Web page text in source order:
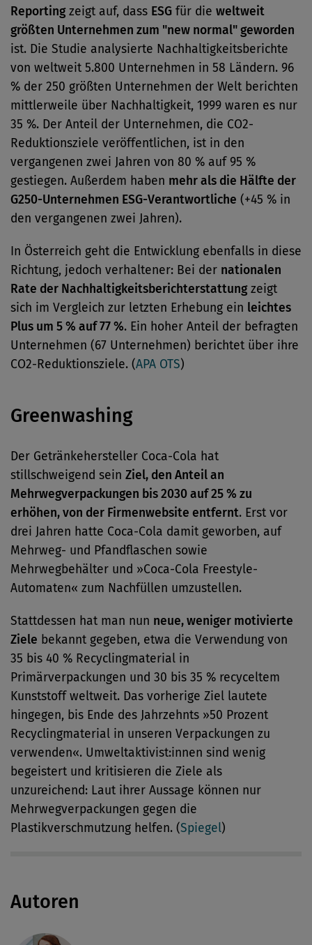
Reportingzeigt auf, dass ESG für die weltweit
größten Unternehmen zum "new normal" geworden
ist. Die Studie analysierte Nachhaltigkeitsberichte
von weltweit 5.800 Unternehmen in 58 Ländern. 96
% der 250 größten Unternehmen der Welt berichten
mittlerweile über Nachhaltigkeit, 1999 waren es nur
35 %. Der Anteil der Unternehmen, die CO2-
Reduktionsziele veröffentlichen, ist in den
vergangenen zwei Jahren von 80 % auf 95 %
gestiegen. Außerdem haben mehr als die Hälfte der
G250-Unternehmen ESG-Verantwortliche (+45 % in
den vergangenen zwei Jahren).
In Österreich geht die Entwicklung ebenfalls in diese
Richtung, jedoch verhaltener: Bei der nationalen
Rate der Nachhaltigkeitsberichterstattungzeigt
sich im Vergleich zur letzten Erhebung ein leichtes
Plus um 5 % auf 77 %. Ein hoher Anteil der befragten
Unternehmen (67 Unternehmen) berichtet über ihre
CO2-Reduktionsziele. (APA OTS)
Greenwashing
Der Getränkehersteller Coca-Cola hat
stillschweigend sein Ziel, den Anteil an
Mehrwegverpackungen bis 2030 auf 25 % zu
erhöhen, von der Firmenwebsite entfernt. Erst vor
drei Jahren hatte Coca-Cola damit geworben, auf
Mehrweg- und Pfandflaschen sowie
Mehrwegbehälter und »Coca-Cola Freestyle-
Automaten« zum Nachfüllen umzustellen.
Stattdessen hat man nun neue, weniger motivierte
Ziele bekannt gegeben, etwa die Verwendung von
35 bis 40 % Recyclingmaterial in
Primärverpackungen und 30 bis 35 % recyceltem
Kunststoff weltweit. Das vorherige Ziel lautete
hingegen, bis Ende des Jahrzehnts »50 Prozent
Recyclingmaterial in unseren Verpackungen zu
verwenden«. Umweltaktivist:innen sind wenig
begeistert und kritisieren die Ziele als
unzureichend: Laut ihrer Aussage können nur
Mehrwegverpackungen gegen die
Plastikverschmutzung helfen. (Spiegel)
Autoren